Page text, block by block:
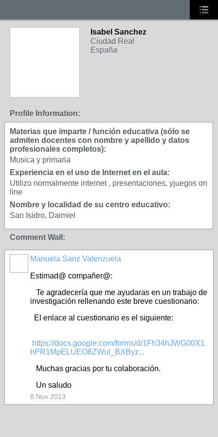
Isabel Sanchez
Ciudad Real
España
Profile Information:
Materias que imparte / función educativa (sólo se
admiten docentes con nombre y apellido y datos
profesionales completos):
Musica y primaria
Experiencia en el uso de Internet en el aula:
Utilizo normalmente internet , presentaciones, yjuegos on
line
Nombre y localidad de su centro educativo:
San Isidro, Daimiel
Comment Wall:
Manuela Sanz Valenzuela
Estimad@ compañer@:
Te agradecería que me ayudaras en un trabajo de
investigación rellenando este breve cuestionario:
El enlace al cuestionario es el siguiente:
https://docs.google.com/forms/d/1Fh34hJWG00X1
hPR1MpELUEO8ZWul_BXByz...
Muchas gracias por tu colaboración.
Un saludo
8 Nov 2013